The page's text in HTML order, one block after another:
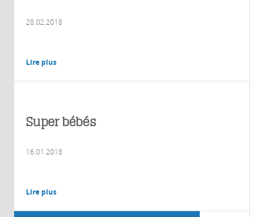
28.02.2018
Lire plus
Super bébés
16.01.2018
Lire plus